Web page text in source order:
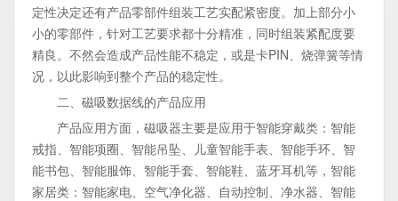
定性决定还有产品零部件组装工艺实配紧密度。加上部分小
小的零部件，针对工艺要求都十分精准，同时组装紧配度要
精良。不然会造成产品性能不稳定，或是卡PIN、烧弹簧等情
况，以此影响到整个产品的稳定性。
二、磁吸数据线的产品应用
产品应用方面，磁吸器主要是应用于智能穿戴类：智能
戒指、智能项圈、智能吊坠、儿童智能手表、智能手环、智
能书包、智能服饰、智能手套、智能鞋、蓝牙耳机等，智能
家居类：智能家电、空气净化器、自动控制、净水器、智能